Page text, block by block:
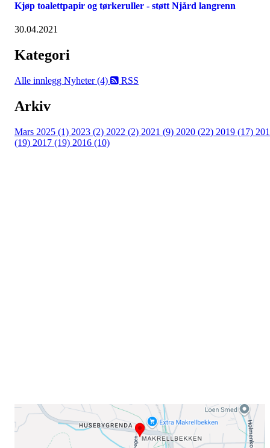
Kjøp toalettpapir og tørkeruller - støtt Njård langrenn
30.04.2021
Kategori
Alle innlegg Nyheter (4) RSS
Arkiv
Mars 2025 (1) 2023 (2) 2022 (2) 2021 (9) 2020 (22) 2019 (17)
(19) 2017 (19) 2016 (10)